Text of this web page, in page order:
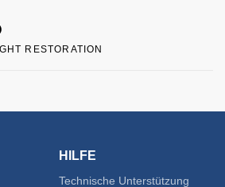
RESTORATION
HILFE
Technische Unterstützung